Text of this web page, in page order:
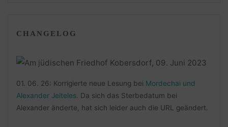
CHANGELOG
01. 06. 26: Korrigierte neue Lesung bei Mordechai und
Alexander Jeiteles . Da sich das Sterbedatum bei
Alexander änderte, hat sich leider auch die URL geändert.